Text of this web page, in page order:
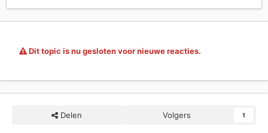
Dit topic is nu gesloten voor nieuwe reacties.
Delen Volgers 1